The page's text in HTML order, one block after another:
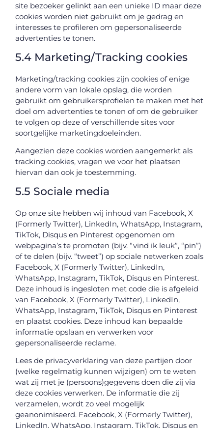
site bezoeker gelinkt aan een unieke ID maar deze
cookies worden niet gebruikt om je gedrag en
interesses te profileren om gepersonaliseerde
advertenties te tonen.
5.4 Marketing/Tracking cookies
Marketing/tracking cookies zijn cookies of enige
andere vorm van lokale opslag, die worden
gebruikt om gebruikersprofielen te maken met het
doel om advertenties te tonen of om de gebruiker
te volgen op deze of verschillende sites voor
soortgelijke marketingdoeleinden.
Aangezien deze cookies worden aangemerkt als
tracking cookies, vragen we voor het plaatsen
hiervan dan ook je toestemming.
5.5 Sociale media
Op onze site hebben wij inhoud van Facebook, X
(Formerly Twitter), LinkedIn, WhatsApp, Instagram,
TikTok, Disqus en Pinterest opgenomen om
webpagina’s te promoten (bijv. “vind ik leuk”, “pin”)
of te delen (bijv. “tweet”) op sociale netwerken zoals
Facebook, X (Formerly Twitter), LinkedIn,
WhatsApp, Instagram, TikTok, Disqus en Pinterest.
Deze inhoud is ingesloten met code die is afgeleid
van Facebook, X (Formerly Twitter), LinkedIn,
WhatsApp, Instagram, TikTok, Disqus en Pinterest
en plaatst cookies. Deze inhoud kan bepaalde
informatie opslaan en verwerken voor
gepersonaliseerde reclame.
Lees de privacyverklaring van deze partijen door
(welke regelmatig kunnen wijzigen) om te weten
wat zij met je (persoons)gegevens doen die zij via
deze cookies verwerken. De informatie die zij
verzamelen, wordt zo veel mogelijk
geanonimiseerd. Facebook, X (Formerly Twitter),
LinkedIn, WhatsApp, Instagram, TikTok, Disqus en